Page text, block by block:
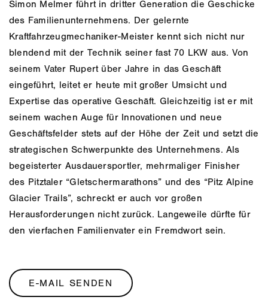
Simon Melmer führt in dritter Generation die Geschicke
des Familienunternehmens. Der gelernte
Kraftfahrzeugmechaniker-Meister kennt sich nicht nur
blendend mit der Technik seiner fast 70 LKW aus. Von
seinem Vater Rupert über Jahre in das Geschäft
eingeführt, leitet er heute mit großer Umsicht und
Expertise das operative Geschäft. Gleichzeitig ist er mit
seinem wachen Auge für Innovationen und neue
Geschäftsfelder stets auf der Höhe der Zeit und setzt die
strategischen Schwerpunkte des Unternehmens. Als
begeisterter Ausdauersportler, mehrmaliger Finisher
des Pitztaler “Gletschermarathons” und des “Pitz Alpine
Glacier Trails”, schreckt er auch vor großen
Herausforderungen nicht zurück. Langeweile dürfte für
den vierfachen Familienvater ein Fremdwort sein.
E-MAIL SENDEN